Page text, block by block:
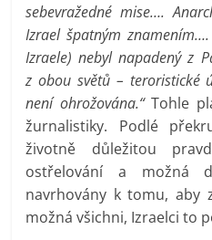
sebevražedné mise….
Izrael špatným
Izraele) nebyl napadený z
z obou světů – teroristické
není ohrožována.“Tohle
žurnalistiky. Podlé
životně důležitou
ostřelování a možná
navrhovány k tomu, aby
možná všichni, Izraelci to